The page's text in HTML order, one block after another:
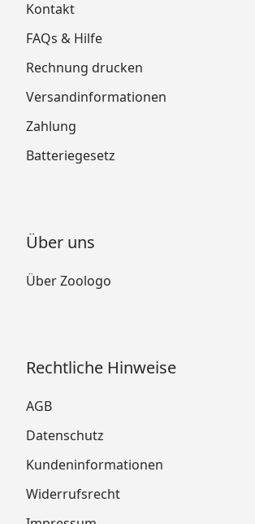
Kontakt
FAQs & Hilfe
Rechnung drucken
Versandinformationen
Zahlung
Batteriegesetz
Über uns
Über Zoologo
Rechtliche Hinweise
AGB
Datenschutz
Kundeninformationen
Widerrufsrecht